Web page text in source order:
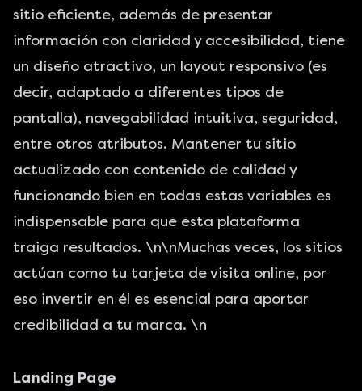
sitio eficiente, además de presentar
información con claridad y accesibilidad, tiene
un diseño atractivo, un layout responsivo (es
decir, adaptado a diferentes tipos de
pantalla), navegabilidad intuitiva, seguridad,
entre otros atributos. Mantener tu sitio
actualizado con contenido de calidad y
funcionando bien en todas estas variables es
indispensable para que esta plataforma
traiga resultados. \n\nMuchas veces, los sitios
actúan como tu tarjeta de visita online, por
eso invertir en él es esencial para aportar
credibilidad a tu marca. \n
Landing Page